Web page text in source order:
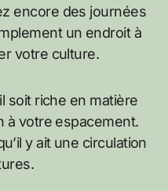
encore des journées
un endroit à
votre culture.
soit riche en matière
à votre espacement.
y ait une circulation